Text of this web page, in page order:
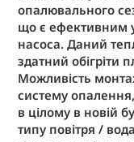
опалювального
що є ефективним
насоса. Даний
здатний обігріти
Можливість
систему
в цілому в новій
типу повітря /